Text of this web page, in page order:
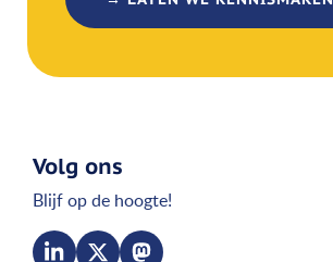
Volg ons
Blijf op de hoogte!